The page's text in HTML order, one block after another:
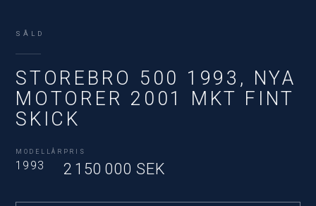
SÅLD
STOREBRO 500 1993, NYA
MOTORER 2001 MKT FINT
SKICK
MODELLÅR
1993
PRIS
2 150 000 SEK